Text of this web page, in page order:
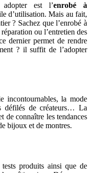
est l’enrobé à
d’utilisation. Mais au fait,
? Sachez que l’enrobé à
ou l’entretien des
dernier permet de rendre
? il suffit de l’adopter
incontournables, la mode
défilés de créateurs… La
de connaître les tendances
bijoux et de montres.
produits ainsi que de